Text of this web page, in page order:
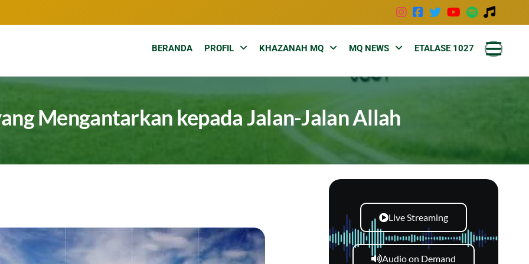
BERANDA PROFIL KHAZANAH MQ MQ NEWS ETALASE 1027
Mengantarkan kepada Jalan-Jalan Allah
Live Streaming
Audio on Demand